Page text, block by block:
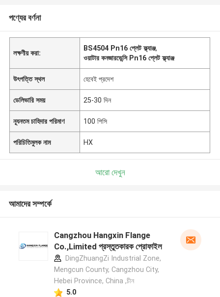
পণ্যের বর্ণনা
লক্ষণীয় করা:
BS4504 Pn16 প্লেট ফ্ল্যাঞ্জ,
ওয়াটার কনজারভেন্সি Pn16 প্লেট ফ্ল্যাঞ্জ
উৎপত্তি স্থল হেবেই প্রদেশ
ডেলিভারি সময় 25-30 দিন
ন্যূনতম চাহিদার পরিমাণ 100 পিসি
পরিচিতিমুলক নাম HX
আরো দেখুন
আমাদের সম্পর্কে
Cangzhou Hangxin Flange
Co.,Limited প্রস্তুতকারক প্রোফাইল
DingZhuangZi Industrial Zone,
Mengcun County, Cangzhou City,
Hebei Province, China ,চীন
5.0